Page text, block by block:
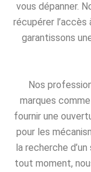
vous dépanner.
récupérer
garantissons
Nos
marques
fournir une
pour les
la recherche
tout moment,